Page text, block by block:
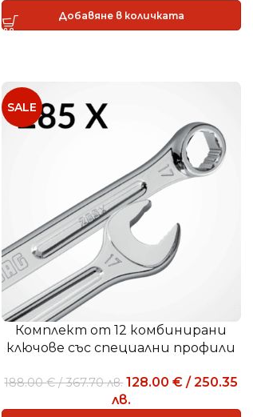
Добавяне в количката
SALE
Комплект от 12 комбинирани
ключове със специални профили
188.00€ /367.70лв. 128.00€ /250.35
лв.